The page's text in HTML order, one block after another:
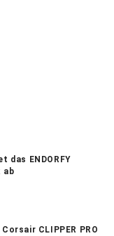
das ENDORFY
ab
CLIPPER PRO